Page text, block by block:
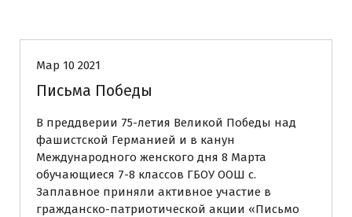
Мар 10 2021
Письма Победы
В преддверии 75-летия Великой Победы над
фашистской Германией и в канун
Международного женского дня 8 Марта
обучающиеся 7-8 классов ГБОУ ООШ с.
Заплавное приняли активное участие в
гражданско-патриотической акции «Письмо